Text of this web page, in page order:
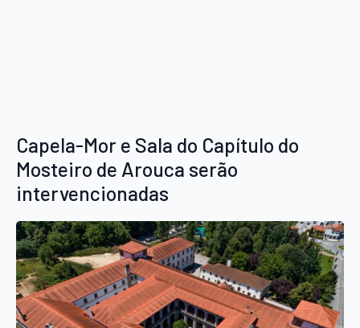
Capela-Mor e Sala do Capítulo do
Mosteiro de Arouca serão
intervencionadas